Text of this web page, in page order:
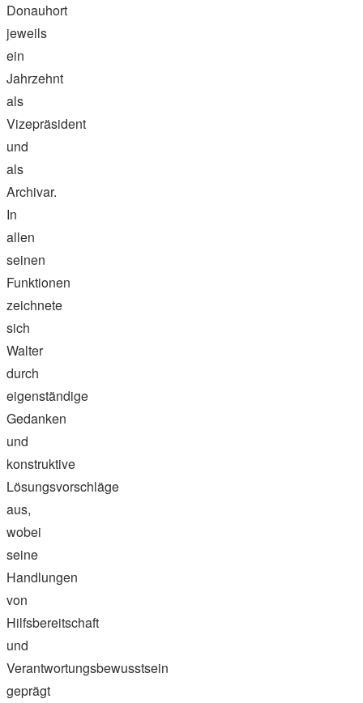
Donauhort
jeweils
ein
Jahrzehnt
als
Vizepräsident
und
als
Archivar.
In
allen
seinen
Funktionen
zeichnete
sich
Walter
durch
eigenständige
Gedanken
und
konstruktive
Lösungsvorschläge
aus,
wobei
seine
Handlungen
von
Hilfsbereitschaft
und
Verantwortungsbewusstsein
geprägt